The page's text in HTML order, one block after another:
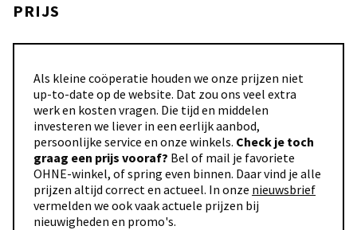
PRIJS
Als kleine coöperatie houden we onze prijzen niet
up-to-date op de website. Dat zou ons veel extra
werk en kosten vragen. Die tijd en middelen
investeren we liever in een eerlijk aanbod,
persoonlijke service en onze winkels. Check je toch
graag een prijs vooraf? Bel of mail je favoriete
OHNE-winkel, of spring even binnen. Daar vind je alle
prijzen altijd correct en actueel. In onze nieuwsbrief
vermelden we ook vaak actuele prijzen bij
nieuwigheden en promo's.